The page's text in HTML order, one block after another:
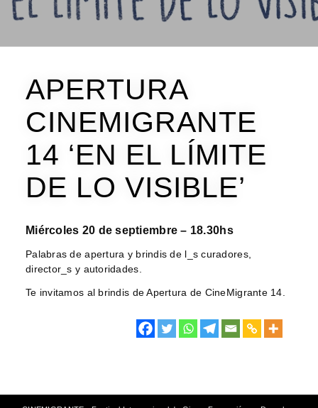
APERTURA
CINEMIGRANTE
14 ‘EN EL LÍMITE
DE LO VISIBLE’
Miércoles 20 de septiembre – 18.30hs
Palabras de apertura y brindis de l_s curadores,
director_s y autoridades.
Te invitamos al brindis de Apertura de CineMigrante 14.